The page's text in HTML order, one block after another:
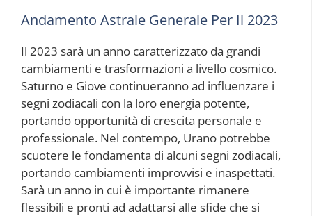
Andamento Astrale Generale Per Il 2023
Il 2023 sarà un anno caratterizzato da grandi
cambiamenti e trasformazioni a livello cosmico.
Saturno e Giove continueranno ad influenzare i
segni zodiacali con la loro energia potente,
portando opportunità di crescita personale e
professionale. Nel contempo, Urano potrebbe
scuotere le fondamenta di alcuni segni zodiacali,
portando cambiamenti improvvisi e inaspettati.
Sarà un anno in cui è importante rimanere
flessibili e pronti ad adattarsi alle sfide che si